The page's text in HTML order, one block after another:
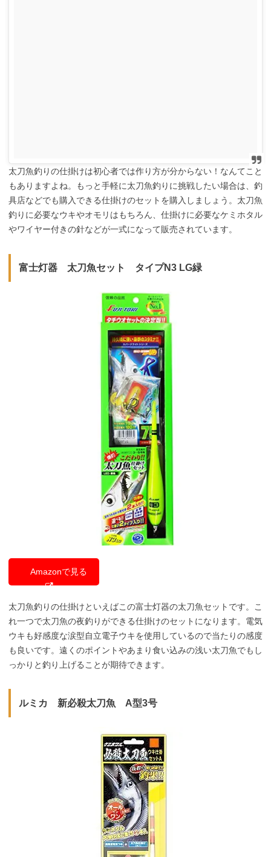
太刀魚釣りの仕掛けは初心者では作り方が分からない！なんてこと
もありますよね。もっと手軽に太刀魚釣りに挑戦したい場合は、釣
具店などでも購入できる仕掛けのセットを購入しましょう。太刀魚
釣りに必要なウキやオモリはもちろん、仕掛けに必要なケミホタル
やワイヤー付きの針などが一式になって販売されています。
富士灯器 太刀魚セット タイプN3 LG緑
Amazonで見る
太刀魚釣りの仕掛けといえばこの富士灯器の太刀魚セットです。こ
れ一つで太刀魚の夜釣りができる仕掛けのセットになります。電気
ウキも好感度な涙型自立電子ウキを使用しているので当たりの感度
も良いです。遠くのポイントやあまり食い込みの浅い太刀魚でもし
っかりと釣り上げることが期待できます。
ルミカ 新必殺太刀魚 A型3号